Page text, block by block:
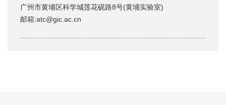
广州市黄埔区科学城莲花砚路8号(黄埔实验室)
邮箱:atc@gic.ac.cn